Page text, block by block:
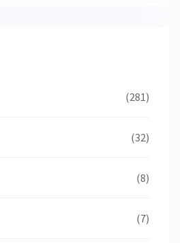
(281)
(32)
(8)
(7)